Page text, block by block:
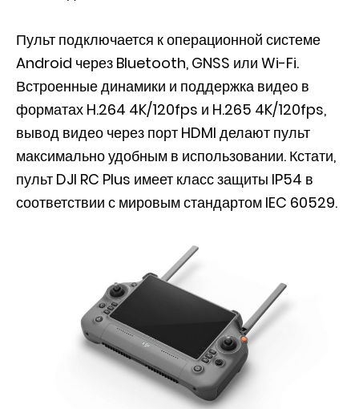
Пульт подключается к операционной системе
Android через Bluetooth, GNSS или Wi-Fi.
Встроенные динамики и поддержка видео в
форматах H.264 4K/120fps и H.265 4K/120fps,
вывод видео через порт HDMI делают пульт
максимально удобным в использовании. Кстати,
пульт DJI RC Plus имеет класс защиты IP54 в
соответствии с мировым стандартом IEC 60529.